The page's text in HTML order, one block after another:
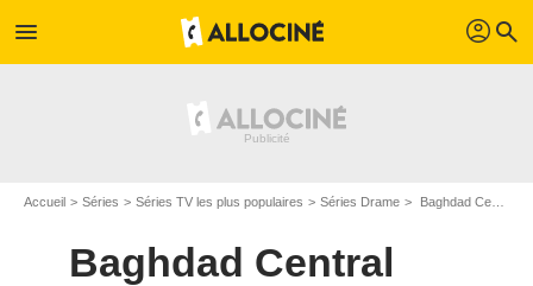
menu profil search
Accueil Séries Séries TV les plus populaires Séries Drame Baghdad Central
Baghdad Central